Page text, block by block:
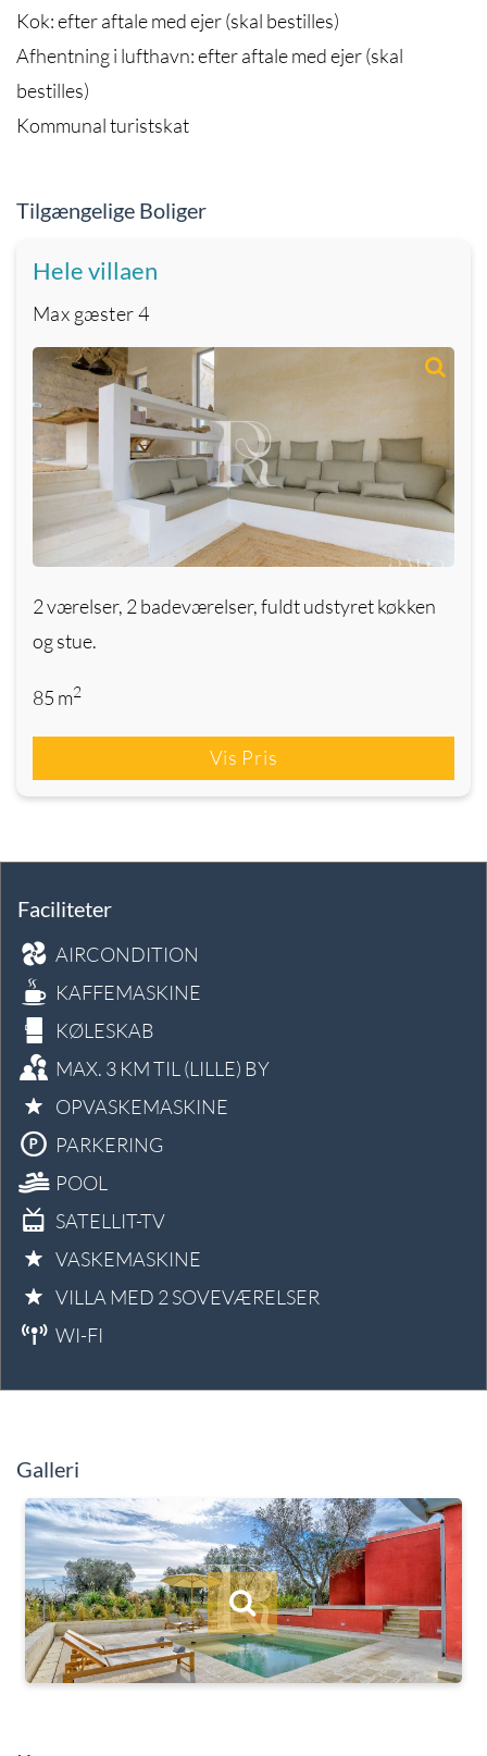
Kok: efter aftale med ejer (skal bestilles)
Afhentning i lufthavn: efter aftale med ejer (skal
bestilles)
Kommunal turistskat
Tilgængelige Boliger
Hele villaen
Max gæster4
2 værelser, 2 badeværelser, fuldt udstyret køkken
og stue.
85 m2
Vis Pris
Faciliteter
AIRCONDITION
KAFFEMASKINE
KØLESKAB
MAX. 3 KM TIL (LILLE) BY
OPVASKEMASKINE
PARKERING
POOL
SATELLIT-TV
VASKEMASKINE
VILLA MED 2 SOVEVÆRELSER
WI-FI
Galleri